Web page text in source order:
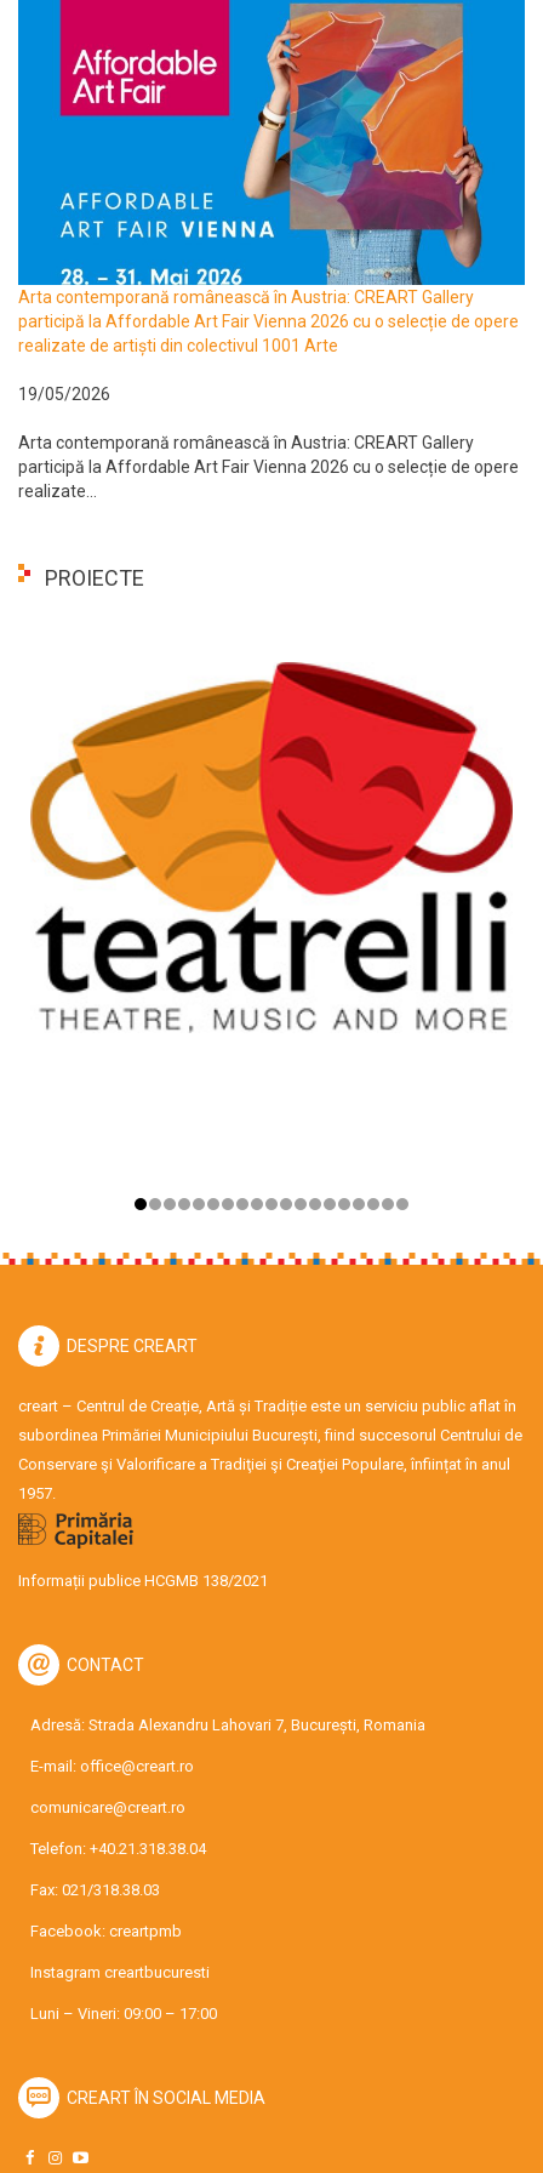
Arta contemporană românească în Austria: CREART Gallery
participă la Affordable Art Fair Vienna 2026 cu o selecție de opere
realizate de artiști din colectivul 1001 Arte
19/05/2026
Arta contemporană românească în Austria: CREART Gallery
participă la Affordable Art Fair Vienna 2026 cu o selecție de opere
realizate...
PROIECTE
DESPRE CREART
creart – Centrul de Creație, Artă și Tradiție este un serviciu public aflat în
subordinea Primăriei Municipiului București, fiind succesorul Centrului de
Conservare şi Valorificare a Tradiţiei şi Creaţiei Populare, înființat în anul
1957.
Informații publice HCGMB 138/2021
CONTACT
Adresă: Strada Alexandru Lahovari 7, București, Romania
E-mail: office@creart.ro
comunicare@creart.ro
Telefon: +40.21.318.38.04
Fax: 021/318.38.03
Facebook: creartpmb
Instagram creartbucuresti
Luni – Vineri: 09:00 – 17:00
CREART ÎN SOCIAL MEDIA